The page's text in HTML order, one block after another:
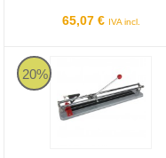
65,07 € IVA incl.
20%
Rubi PRACTIC 61 -